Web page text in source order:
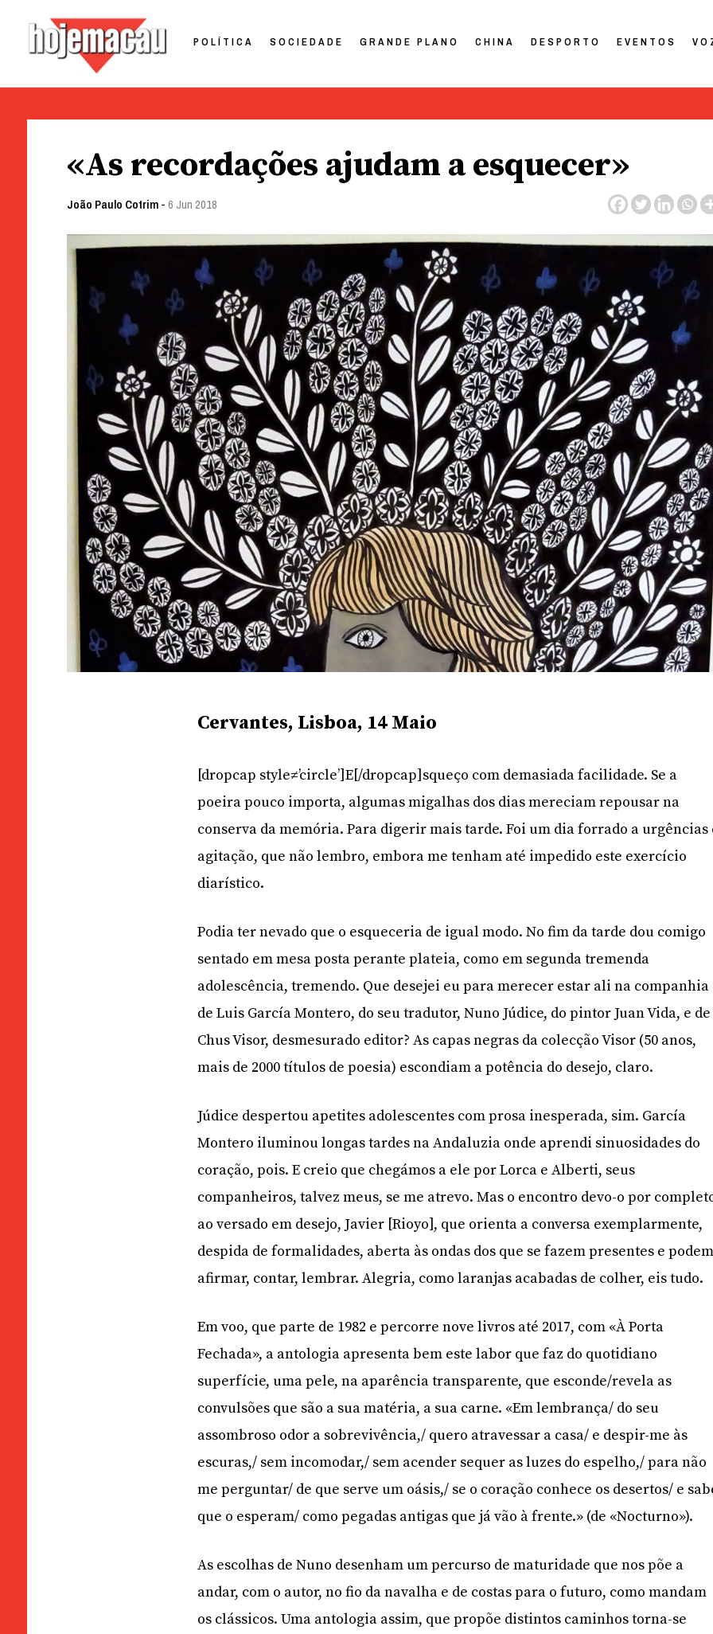
POLÍTICA SOCIEDADE GRANDE PLANO CHINA DESPORTO EVENTOS
«As recordações ajudam a esquecer»
João Paulo Cotrim-6 Jun 2018
Cervantes, Lisboa, 14 Maio
[dropcap style≠’circle’]E[/dropcap]squeço com demasiada facilidade. Se a
poeira pouco importa, algumas migalhas dos dias mereciam repousar na
conserva da memória. Para digerir mais tarde. Foi um dia forrado a urgências
agitação, que não lembro, embora me tenham até impedido este exercício
diarístico.
Podia ter nevado que o esqueceria de igual modo. No fim da tarde dou comigo
sentado em mesa posta perante plateia, como em segunda tremenda
adolescência, tremendo. Que desejei eu para merecer estar ali na companhia
de Luis García Montero, do seu tradutor, Nuno Júdice, do pintor Juan Vida, e de
Chus Visor, desmesurado editor? As capas negras da colecção Visor (50 anos,
mais de 2000 títulos de poesia) escondiam a potência do desejo, claro.
Júdice despertou apetites adolescentes com prosa inesperada, sim. García
Montero iluminou longas tardes na Andaluzia onde aprendi sinuosidades do
coração, pois. E creio que chegámos a ele por Lorca e Alberti, seus
companheiros, talvez meus, se me atrevo. Mas o encontro devo-o por
ao versado em desejo, Javier [Rioyo], que orienta a conversa exemplarmente,
despida de formalidades, aberta às ondas dos que se fazem presentes e
afirmar, contar, lembrar. Alegria, como laranjas acabadas de colher, eis tudo.
Em voo, que parte de 1982 e percorre nove livros até 2017, com «À Porta
Fechada», a antologia apresenta bem este labor que faz do quotidiano
superfície, uma pele, na aparência transparente, que esconde/revela as
convulsões que são a sua matéria, a sua carne. «Em lembrança/ do seu
assombroso odor a sobrevivência,/ quero atravessar a casa/ e despir-me às
escuras,/ sem incomodar,/ sem acender sequer as luzes do espelho,/ para não
me perguntar/ de que serve um oásis,/ se o coração conhece os desertos/ e
que o esperam/ como pegadas antigas que já vão à frente.» (de «Nocturno»).
As escolhas de Nuno desenham um percurso de maturidade que nos põe a
andar, com o autor, no fio da navalha e de costas para o futuro, como mandam
os clássicos. Uma antologia assim, que propõe distintos caminhos torna-se